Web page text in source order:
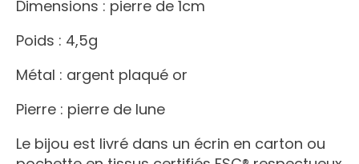
Dimensions : pierre de 1cm
Poids : 4,5g
Métal : argent plaqué or
Pierre : pierre de lune
Le bijou est livré dans un écrin en carton ou